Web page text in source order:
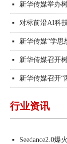
넷 新华传媒举办
넷
넷 新华传媒“学思
넷 新华传媒召开
넷 新华传媒召开“
行业资讯
넷 Seedance2.0